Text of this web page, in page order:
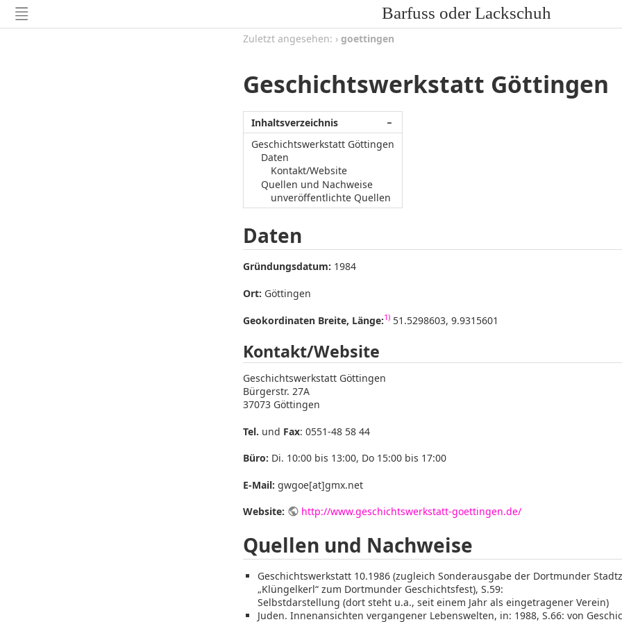
Barfuss oder Lackschuh
Zuletzt angesehen: › goettingen
Geschichtswerkstatt Göttingen
−
Inhaltsverzeichnis
Geschichtswerkstatt Göttingen
Daten
Kontakt/Website
Quellen und Nachweise
unveröffentlichte Quellen
Daten
Gründungsdatum: 1984
Ort: Göttingen
Geokordinaten Breite, Länge:1) 51.5298603, 9.9315601
Kontakt/Website
Geschichtswerkstatt Göttingen
Bürgerstr. 27A
37073 Göttingen
Tel. und Fax: 0551-48 58 44
Büro: Di. 10:00 bis 13:00, Do 15:00 bis 17:00
E-Mail: gwgoe[at]gmx.net
Website: http://www.geschichtswerkstatt-goettingen.de/
Quellen und Nachweise
Geschichtswerkstatt 10.1986 (zugleich Sonderausgabe der Dortmunder
„Klüngelkerl“ zum Dortmunder Geschichtsfest), S.59:
Selbstdarstellung (dort steht u.a., seit einem Jahr als eingetragener Verein)
Juden. Innenansichten vergangener Lebenswelten, in: 1988, S.66: von